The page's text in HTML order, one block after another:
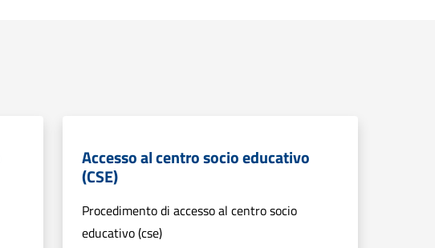
Accesso al centro socio educativo
(CSE)
Procedimento di accesso al centro socio
educativo (cse)